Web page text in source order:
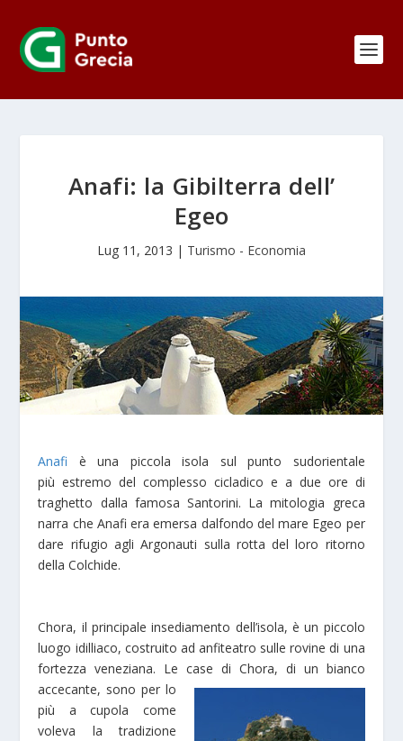
Anafi: la Gibilterra dell’
Egeo
Lug 11, 2013 | Turismo - Economia
Anafi è una piccola isola sulpunto sudorientale
più estremo del complesso cicladico e a due ore di
traghetto dalla famosa Santorini. La mitologia greca
narra che Anafi era emersa dalfondo del mare Egeo per
dare rifugio agli Argonauti sulla rotta del loro ritorno
della Colchide.
Chora, il principale insediamento dell’isola, è un piccolo
luogo idilliaco, costruito ad anfiteatro sulle rovine di una
fortezzaveneziana. Le case di Chora, di un bianco
accecante, sono per lo
più a cupola come
voleva la tradizione